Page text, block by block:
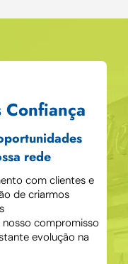
rede
com clientes e
de criarmos
compromisso
evolução na